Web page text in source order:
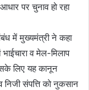
पर चुनाव हो रहा
में मुख्यमंत्री ने कहा
व मेल-मिलाप
लिए यह कानून
संपत्ति को नुकसान